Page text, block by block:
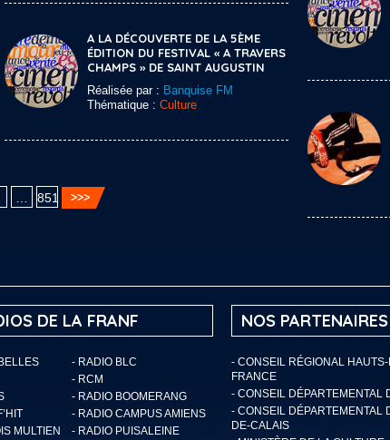
A LA DÉCOUVERTE DE LA 5ÈME
ÉDITION DU FESTIVAL « A TRAVERS
CHAMPS » DE SAINT AUGUSTIN
Réalisée par : Banquise FM
Thématique : Culture
851
DE LA FRANF
- RADIO BLC
- RCM
- RADIO BOOMERANG
- RADIO CAMPUS AMIENS
MULTIEN
- RADIO PUISALEINE
NOS PARTENAIRES
- CONSEIL RÉGIONAL
FRANCE
- CONSEIL DÉPARTEMENTAL
- CONSEIL DÉPARTEMENTAL
DE-CALAIS